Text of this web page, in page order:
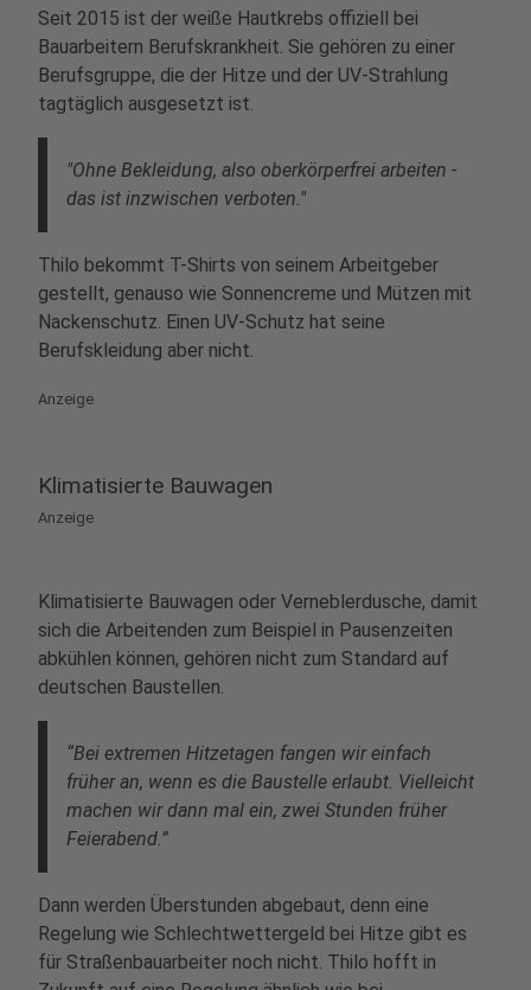
Seit 2015 ist der weiße Hautkrebs offiziell bei
Bauarbeitern Berufskrankheit. Sie gehören zu einer
Berufsgruppe, die der Hitze und der UV-Strahlung
tagtäglich ausgesetzt ist.
"Ohne Bekleidung, also oberkörperfrei arbeiten -
das ist inzwischen verboten."
Thilo bekommt T-Shirts von seinem Arbeitgeber
gestellt, genauso wie Sonnencreme und Mützen mit
Nackenschutz. Einen UV-Schutz hat seine
Berufskleidung aber nicht.
Anzeige
Klimatisierte Bauwagen
Anzeige
Klimatisierte Bauwagen oder Verneblerdusche, damit
sich die Arbeitenden zum Beispiel in Pausenzeiten
abkühlen können, gehören nicht zum Standard auf
deutschen Baustellen.
“Bei extremen Hitzetagen fangen wir einfach
früher an, wenn es die Baustelle erlaubt. Vielleicht
machen wir dann mal ein, zwei Stunden früher
Feierabend.”
Dann werden Überstunden abgebaut, denn eine
Regelung wie Schlechtwettergeld bei Hitze gibt es
für Straßenbauarbeiter noch nicht. Thilo hofft in